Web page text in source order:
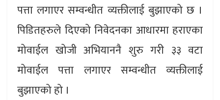
पत्ता लगाएर सम्वन्धीत व्यक्तीलाई बुझाएको छ ।
पिडितहरुले दिएको निवेदनका आधारमा हराएका
मोवाईल खोजी अभियाननै शुरु गरी ३३ वटा
मोवाईल पत्ता लगाएर सम्वन्धीत व्यक्तीलाई
बुझाएको हो ।